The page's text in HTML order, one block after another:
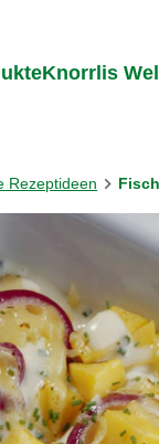
Knorrlis
Rezeptideen